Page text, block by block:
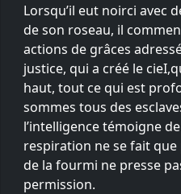
Lorsqu’il eut noirci avec
de son roseau, il
actions de grâces
justice, qui a créé le
haut, tout ce qui est
sommes tous des
l’intelligence témoigne
respiration ne se fait
de la fourmi ne presse
permission.